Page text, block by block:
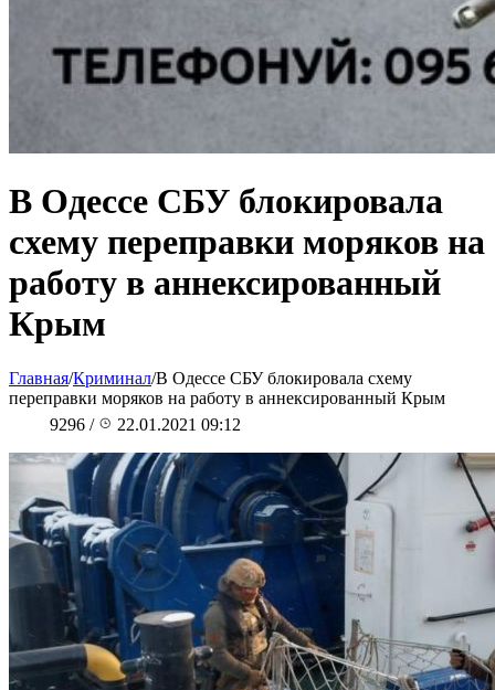
В Одессе СБУ блокировала
схему переправки моряков на
работу в аннексированный
Крым
Главная/Криминал/В Одессе СБУ блокировала схему
переправки моряков на работу в аннексированный Крым
9296 / 22.01.2021 09:12